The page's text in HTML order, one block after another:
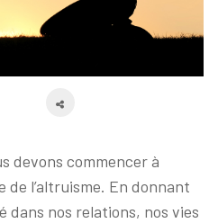
devons commencer à
de l’altruisme. En donnant
dans nos relations, nos vies